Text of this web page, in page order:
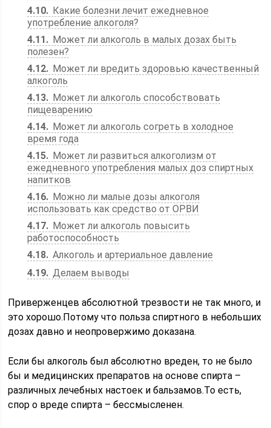
4.10
Какие болезни лечит ежедневное
употребление алкоголя?
4.11
Может ли алкоголь в малых дозах быть
полезен?
4.12
Может ли вредить здоровью качественный
алкоголь
4.13
Может ли алкоголь способствовать
пищеварению
4.14
Может ли алкоголь согреть в холодное
время года
4.15
Может ли развиться алкоголизм от
ежедневного употребления малых доз спиртных
напитков
4.16
Можно ли малые дозы алкоголя
использовать как средство от ОРВИ
4.17
Может ли алкоголь повысить
работоспособность
4.18 Алкоголь и артериальное давление
4.19 Делаем выводы
Приверженцев абсолютной трезвости не так много, и
это хорошо.Потому что польза спиртного в небольших
дозах давно и неопровержимо доказана.
Если бы алкоголь был абсолютно вреден, то не было
бы и медицинских препаратов на основе спирта –
различных лечебных настоек и бальзамов.То есть,
спор о вреде спирта – бессмысленен.